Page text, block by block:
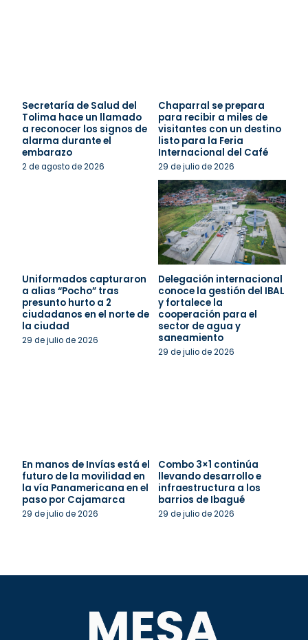
Secretaría de Salud del
Tolima hace un llamado
a reconocer los signos de
alarma durante el
embarazo
2 de agosto de 2026
Chaparral se prepara
para recibir a miles de
visitantes con un destino
listo para la Feria
Internacional del Café
29 de julio de 2026
Uniformados capturaron
a alias “Pocho” tras
presunto hurto a 2
ciudadanos en el norte de
la ciudad
29 de julio de 2026
Delegación internacional
conoce la gestión del IBAL
y fortalece la
cooperación para el
sector de agua y
saneamiento
29 de julio de 2026
En manos de Invías está el
futuro de la movilidad en
la vía Panamericana en el
paso por Cajamarca
29 de julio de 2026
Combo 3×1 continúa
llevando desarrollo e
infraestructura a los
barrios de Ibagué
29 de julio de 2026